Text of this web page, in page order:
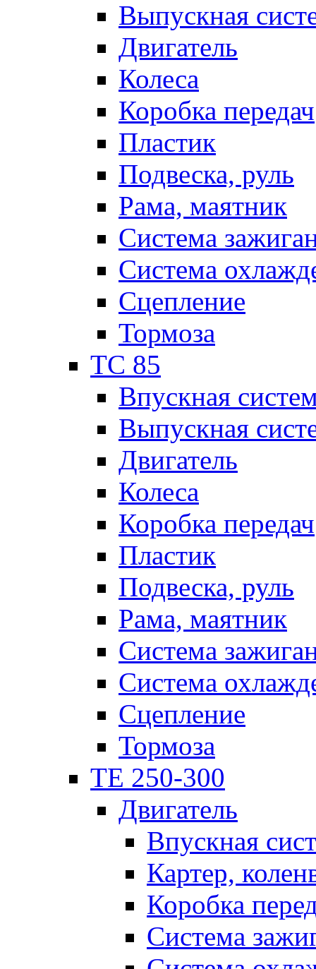
Выпускная
Двигатель
Колеса
Коробка передач
Пластик
Подвеска, руль
Рама, маятник
Система
Система
Сцепление
Тормоза
TC 85
Впускная
Выпускная
Двигатель
Колеса
Коробка передач
Пластик
Подвеска, руль
Рама, маятник
Система
Система
Сцепление
Тормоза
TE 250-300
Двигатель
Впускная
Картер,
Коробка
Система